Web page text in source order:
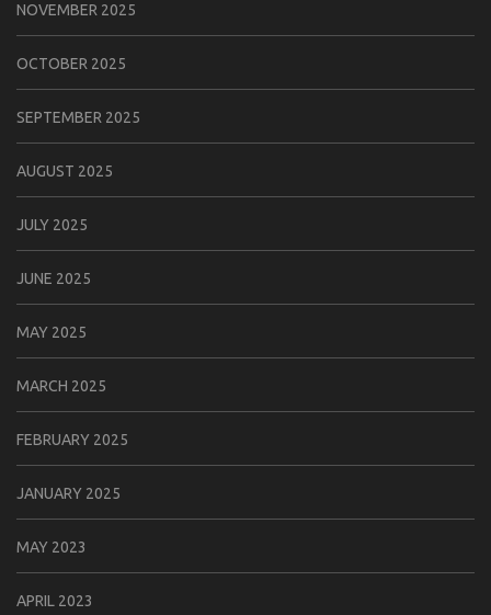
NOVEMBER 2025
OCTOBER 2025
SEPTEMBER 2025
AUGUST 2025
JULY 2025
JUNE 2025
MAY 2025
MARCH 2025
FEBRUARY 2025
JANUARY 2025
MAY 2023
APRIL 2023